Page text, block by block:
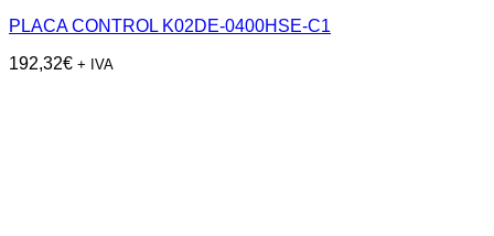
PLACA CONTROL K02DE-0400HSE-C1
192,32€ + IVA